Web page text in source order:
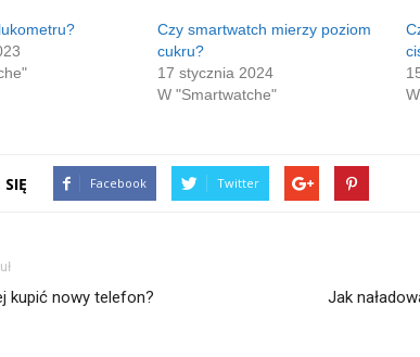
w
nowym
oknie)
Czy smartwatch mierzy poziom
cukru?
17 stycznia 2024
W "Smartwatche"
Facebook Twitter
kupić nowy telefon?
Jak